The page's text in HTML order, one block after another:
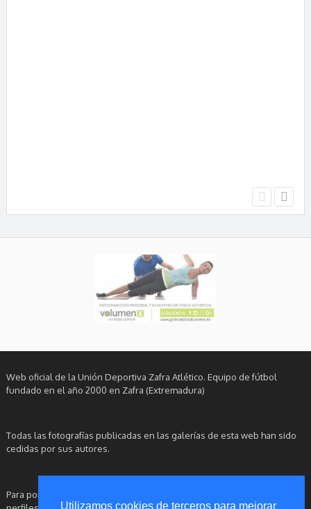
Utilizamos cookies de terceros para mejorar
Web oficial de la Unión Deportiva Zafra Atlético. Equipo de fútbol
fundado en el año 2000 en Zafra (Extremadura)
Todas las fotografías publicadas en las galerías de esta web han sido
cedidas por sus autores.
Para ponerse en contacto con este Club, le rogamos utilice nuestros